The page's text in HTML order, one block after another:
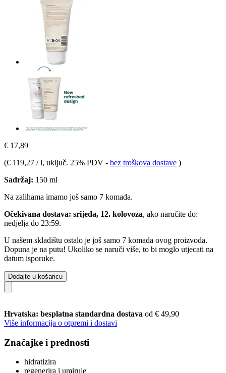
€ 17,89
(€ 119,27 / l, uključ. 25% PDV - bez troškova dostave )
Sadržaj: 150 ml
Na zalihama imamo još samo 7 komada.
Očekivana dostava: srijeda, 12. kolovoza, ako naručite do:
nedjelja do 23:59.
U našem skladištu ostalo je još samo 7 komada ovog proizvoda.
Dopuna je na putu! Ukoliko se naruči više, to bi moglo utjecati na
datum isporuke.
Dodajte u košaricu
Hrvatska: besplatna standardna dostava od € 49,90
Više informacija o otpremi i dostavi
Značajke i prednosti
hidratizira
regenerira i umiruje